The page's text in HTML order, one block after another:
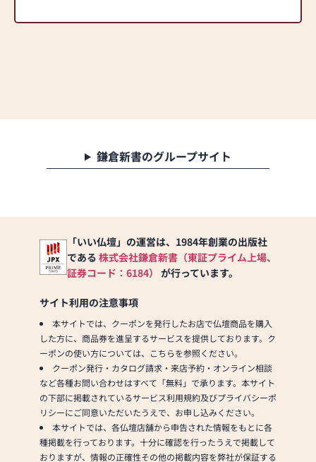
鎌倉新書のグループサイト
「いい仏壇」の運営は、1984年創業の出版社
である 株式会社鎌倉新書（東証プライム上場、
証券コード：6184） が行っています。
サイト利用の注意事項
本サイトでは、クーポンを発行したお店で仏壇商品を購入
した方に、商品券を進呈するサービスを提供しております。ク
ーポンの使い方については、こちらを参照ください。
クーポン発行・カタログ請求・来店予約・オンライン相談
など各種お問い合わせはすべて「無料」で承ります。本サイト
の下部に掲載されているサービス利用規約及びプライバシーポ
リシーにご同意いただいたうえで、お申し込みください。
本サイトでは、各仏壇店舗から申告された情報をもとに各
種掲載を行っております。十分に確認を行ったうえで掲載して
おりますが、情報の正確性その他の掲載内容を弊社が保証する